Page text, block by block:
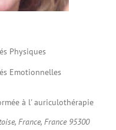
Physiques
Emotionnelles
à l' auriculothérapie
France, France 95300